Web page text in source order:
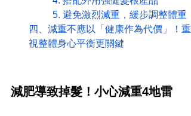
	5. 避免激烈減重，緩步調整體重
四、減重不應以「健康作為代價」！重
視整體身心平衡更關鍵
減肥導致掉髮！小心減重4地雷